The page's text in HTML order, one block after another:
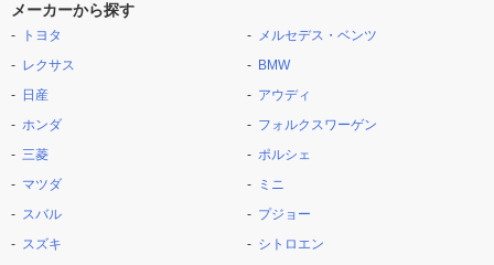
メーカーから探す
トヨタ
レクサス
日産
ホンダ
三菱
マツダ
スバル
スズキ
メルセデス・ベンツ
BMW
アウディ
フォルクスワーゲン
ポルシェ
ミニ
プジョー
シトロエン